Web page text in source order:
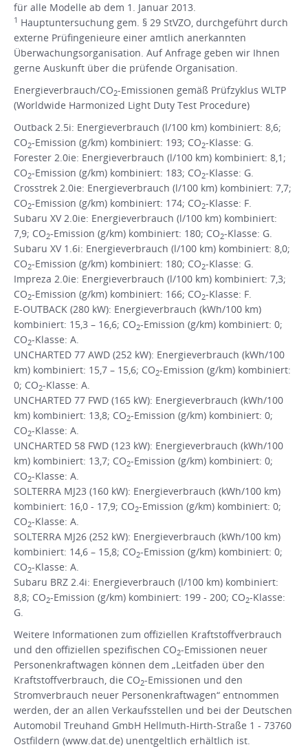
für alle Modelle ab dem 1. Januar 2013.
1 Hauptuntersuchung gem. § 29 StVZO, durchgeführt durch
externe Prüfingenieure einer amtlich anerkannten
Überwachungsorganisation. Auf Anfrage geben wir Ihnen
gerne Auskunft über die prüfende Organisation.
Energieverbrauch/CO2-Emissionen gemäß Prüfzyklus WLTP
(Worldwide Harmonized Light Duty Test Procedure)
Outback 2.5i: Energieverbrauch (l/100 km) kombiniert: 8,6;
CO2-Emission (g/km) kombiniert: 193; CO2-Klasse: G.
Forester 2.0ie: Energieverbrauch (l/100 km) kombiniert: 8,1;
CO2-Emission (g/km) kombiniert: 183; CO2-Klasse: G.
Crosstrek 2.0ie: Energieverbrauch (l/100 km) kombiniert: 7,7;
CO2-Emission (g/km) kombiniert: 174; CO2-Klasse: F.
Subaru XV 2.0ie: Energieverbrauch (l/100 km) kombiniert:
7,9; CO2-Emission (g/km) kombiniert: 180; CO2-Klasse: G.
Subaru XV 1.6i: Energieverbrauch (l/100 km) kombiniert: 8,0;
CO2-Emission (g/km) kombiniert: 180; CO2-Klasse: G.
Impreza 2.0ie: Energieverbrauch (l/100 km) kombiniert: 7,3;
CO2-Emission (g/km) kombiniert: 166; CO2-Klasse: F.
E-OUTBACK (280 kW): Energieverbrauch (kWh/100 km)
kombiniert: 15,3 – 16,6; CO2-Emission (g/km) kombiniert: 0;
CO2-Klasse: A.
UNCHARTED 77 AWD (252 kW): Energieverbrauch (kWh/100
km) kombiniert: 15,7 – 15,6; CO2-Emission (g/km) kombiniert:
0; CO2-Klasse: A.
UNCHARTED 77 FWD (165 kW): Energieverbrauch (kWh/100
km) kombiniert: 13,8; CO2-Emission (g/km) kombiniert: 0;
CO2-Klasse: A.
UNCHARTED 58 FWD (123 kW): Energieverbrauch (kWh/100
km) kombiniert: 13,7; CO2-Emission (g/km) kombiniert: 0;
CO2-Klasse: A.
SOLTERRA MJ23 (160 kW): Energieverbrauch (kWh/100 km)
kombiniert: 16,0 - 17,9; CO2-Emission (g/km) kombiniert: 0;
CO2-Klasse: A.
SOLTERRA MJ26 (252 kW): Energieverbrauch (kWh/100 km)
kombiniert: 14,6 – 15,8; CO2-Emission (g/km) kombiniert: 0;
CO2-Klasse: A.
Subaru BRZ 2.4i: Energieverbrauch (l/100 km) kombiniert:
8,8; CO2-Emission (g/km) kombiniert: 199 - 200; CO2-Klasse:
G.
Weitere Informationen zum offiziellen Kraftstoffverbrauch
und den offiziellen spezifischen CO2-Emissionen neuer
Personenkraftwagen können dem „Leitfaden über den
Kraftstoffverbrauch, die CO2-Emissionen und den
Stromverbrauch neuer Personenkraftwagen“ entnommen
werden, der an allen Verkaufsstellen und bei der Deutschen
Automobil Treuhand GmbH Hellmuth-Hirth-Straße 1 - 73760
Ostfildern (www.dat.de) unentgeltlich erhältlich ist.